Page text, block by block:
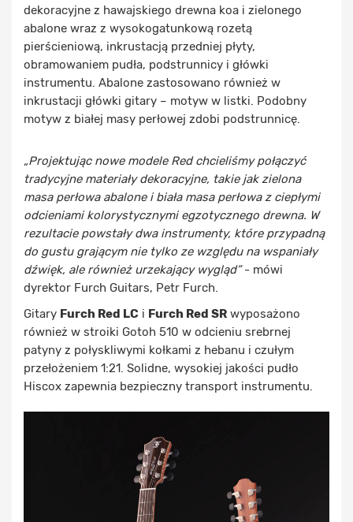
dekoracyjne z hawajskiego drewna koa i zielonego
abalone wraz z wysokogatunkową rozetą
pierścieniową, inkrustacją przedniej płyty,
obramowaniem pudła, podstrunnicy i główki
instrumentu. Abalone zastosowano również w
inkrustacji główki gitary – motyw w listki. Podobny
motyw z białej masy perłowej zdobi podstrunnicę.
„Projektując nowe modele Red chcieliśmy połączyć
tradycyjne materiały dekoracyjne, takie jak zielona
masa perłowa abalone i biała masa perłowa z ciepłymi
odcieniami kolorystycznymi egzotycznego drewna. W
rezultacie powstały dwa instrumenty, które przypadną
do gustu grającym nie tylko ze względu na wspaniały
dźwięk, ale również urzekający wygląd”- mówi
dyrektor Furch Guitars, Petr Furch.
Gitary Furch Red LC i Furch Red SR wyposażono
również w stroiki Gotoh 510 w odcieniu srebrnej
patyny z połyskliwymi kołkami z hebanu i czułym
przełożeniem 1:21. Solidne, wysokiej jakości pudło
Hiscox zapewnia bezpieczny transport instrumentu.